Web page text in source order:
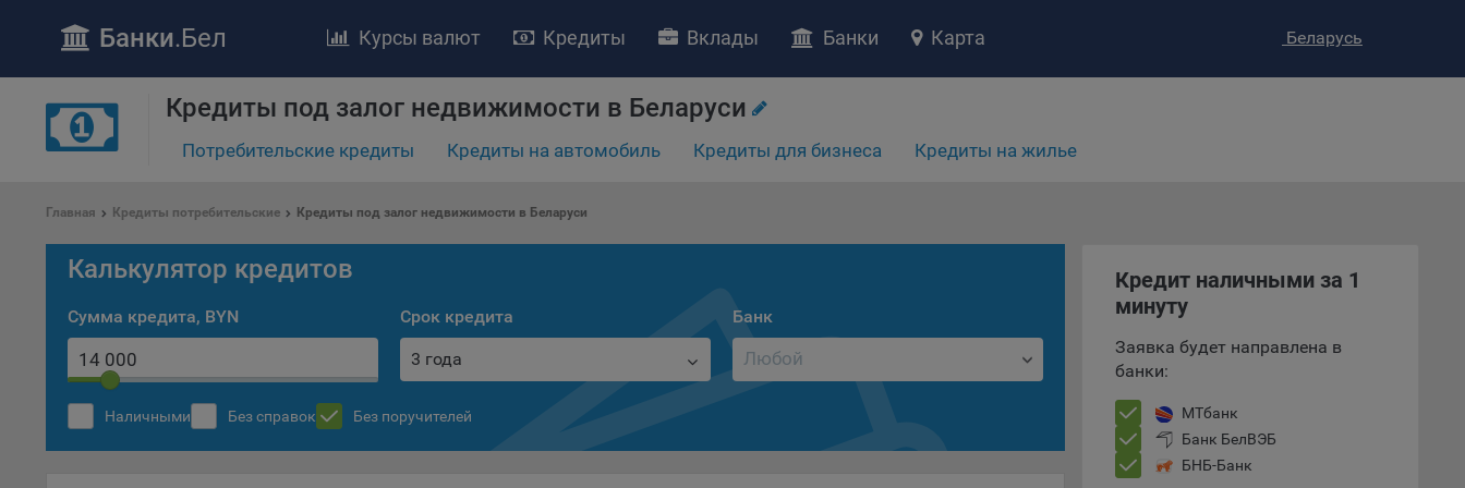
Общество с ограниченной ответственностью «Майфин» (далее –
уделяет особое внимание защите персональных данных при их обработке и
«Политика»
) является одной из принимаемых Обществом мер по защите
персональных данных, предусмотренных статьей 17 Закона Республики
Беларусь от 7 мая 2021 г. № 99-З «О защите персональных данных» (далее –
Политика разъясняет субъектам персональных данных, которые
осуществляют использование веб-сайта Общества с доменным именем
Банки.Бел Беларусь
Курсы валют Кредиты Вклады Банки Карта
Кредиты под залог недвижимости в Беларуси
Потребительские кредиты Кредиты на автомобиль Кредиты для бизнеса Кредиты на жилье
Главная Кредиты потребительские Кредиты под залог недвижимости в Беларуси
Калькулятор кредитов
Сумма кредита, BYN Срок кредита
3 года
Банк
Наличными Без справок Без поручителей
Кредит наличными за 1
минуту
Заявка будет направлена в
банки:
МТбанк
Банк БелВЭБ
БНБ-Банк